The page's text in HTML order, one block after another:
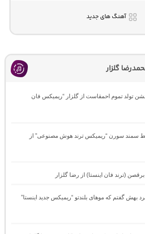
آهنگ های جدید
گلزار
تولد تموم احمقاست از گلزار “ریمیکس فان
سمند سورن “ریمیکس ترند هوش مصنوعی” از
برقصن (ترند فان اینستا) از رضا گلزار
بهش گفتم که موهای بلندتو “ریمیکس جدید اینستا”